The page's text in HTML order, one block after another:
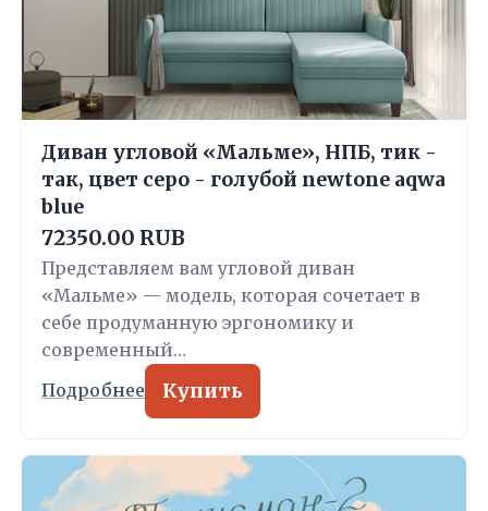
Диван угловой «Мальме», НПБ, тик -
так, цвет серо - голубой newtone aqwa
blue
72350.00 RUB
Представляем вам угловой диван
«Мальме» — модель, которая сочетает в
себе продуманную эргономику и
современный…
Подробнее Купить